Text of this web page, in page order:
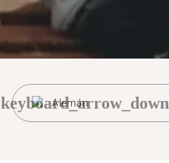
Alemán
keyboard_arrow_down